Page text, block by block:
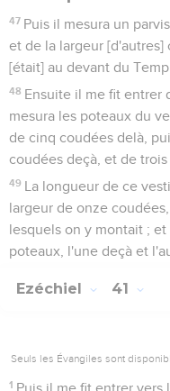
47 Puis il mesura un
et de la largeur
[était] au devant du
48 Ensuite il me fit entrer
mesura les poteaux du
de cinq coudées delà,
coudées deçà, et de trois
49 La longueur de ce
largeur de onze
lesquels on y montait ;
poteaux, l'une deçà et
Ezéchiel 41
Seuls les Évangiles sont
1 Puis il me fit entrer vers